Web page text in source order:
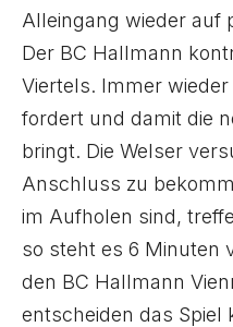
Alleingang wieder auf
Der BC Hallmann
Viertels. Immer
fordert und damit die
bringt. Die Welser
Anschluss zu
im Aufholen sind,
so steht es 6 Minuten
den BC Hallmann
entscheiden das Spiel